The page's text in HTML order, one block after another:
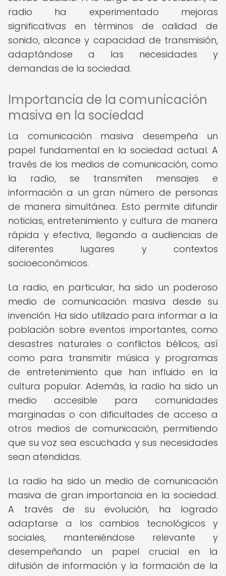
radio ha experimentado mejoras
significativas en términos de calidad de
sonido, alcance y capacidad de transmisión,
adaptándose a las necesidades y
demandas de la sociedad.
Importancia de la comunicación
masiva en la sociedad
La comunicación masiva desempeña un
papel fundamental en la sociedad actual. A
través de los medios de comunicación, como
la radio, se transmiten mensajes e
información a un gran número de personas
de manera simultánea. Esto permite difundir
noticias, entretenimiento y cultura de manera
rápida y efectiva, llegando a audiencias de
diferentes lugares y contextos
socioeconómicos.
La radio, en particular, ha sido un poderoso
medio de comunicación masiva desde su
invención. Ha sido utilizado para informar a la
población sobre eventos importantes, como
desastres naturales o conflictos bélicos, así
como para transmitir música y programas
de entretenimiento que han influido en la
cultura popular. Además, la radio ha sido un
medio accesible para comunidades
marginadas o con dificultades de acceso a
otros medios de comunicación, permitiendo
que su voz sea escuchada y sus necesidades
sean atendidas.
La radio ha sido un medio de comunicación
masiva de gran importancia en la sociedad.
A través de su evolución, ha logrado
adaptarse a los cambios tecnológicos y
sociales, manteniéndose relevante y
desempeñando un papel crucial en la
difusión de información y la formación de la